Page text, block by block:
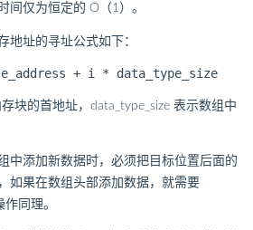
间仅为恒定的 O（1）。
地址的寻址公式如下：
块的首地址，data_type_size 表示数组中
中添加新数据时，必须把目标位置后面的
如果在数组头部添加数据，就需要
同理。